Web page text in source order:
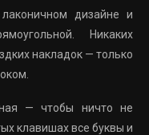
дизайне и
Никаких
накладок — только
— чтобы ничто не
клавишах все буквы и